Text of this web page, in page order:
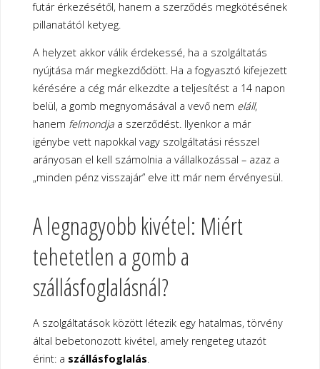
futár érkezésétől, hanem a szerződés megkötésének
pillanatától ketyeg.
A helyzet akkor válik érdekessé, ha a szolgáltatás
nyújtása már megkezdődött. Ha a fogyasztó kifejezett
kérésére a cég már elkezdte a teljesítést a 14 napon
belül, a gomb megnyomásával a vevő nem eláll,
hanem felmondjaa szerződést. Ilyenkor a már
igénybe vett napokkal vagy szolgáltatási résszel
arányosan el kell számolnia a vállalkozással – azaz a
„minden pénz visszajár” elve itt már nem érvényesül.
A legnagyobb kivétel: Miért
tehetetlen a gomb a
szállásfoglalásnál?
A szolgáltatások között létezik egy hatalmas, törvény
által bebetonozott kivétel, amely rengeteg utazót
érint: a szállásfoglalás.